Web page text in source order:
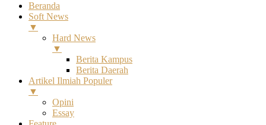
Beranda
Soft News
▼
Hard News
▼
Berita Kampus
Berita Daerah
Artikel Ilmiah Populer
▼
Opini
Essay